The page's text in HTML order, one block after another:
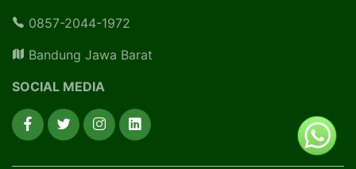
0857-2044-1972
Bandung Jawa Barat
SOCIAL MEDIA